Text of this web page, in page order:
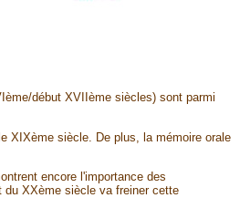
début XVIIème siècles) sont parmi
XIXème siècle. De plus, la mémoire orale
encore l'importance des
XXème siècle va freiner cette